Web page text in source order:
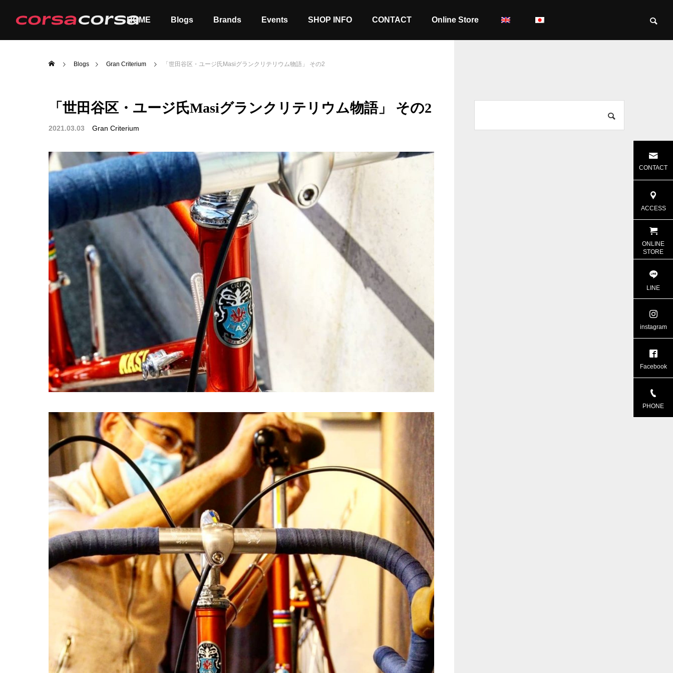
HOME Blogs Brands Events SHOP INFO CONTACT Online Store
ALL
Blogs Gran Criterium 「世田谷区・ユージ氏Masiグランクリテリウム物語」 その2
「世田谷区・ユージ氏Masiグランクリテリウム物語」 その2
2021.03.03 Gran Criterium
CONTACT
ACCESS
ONLINE
STORE
LINE
instagram
Facebook
PHONE